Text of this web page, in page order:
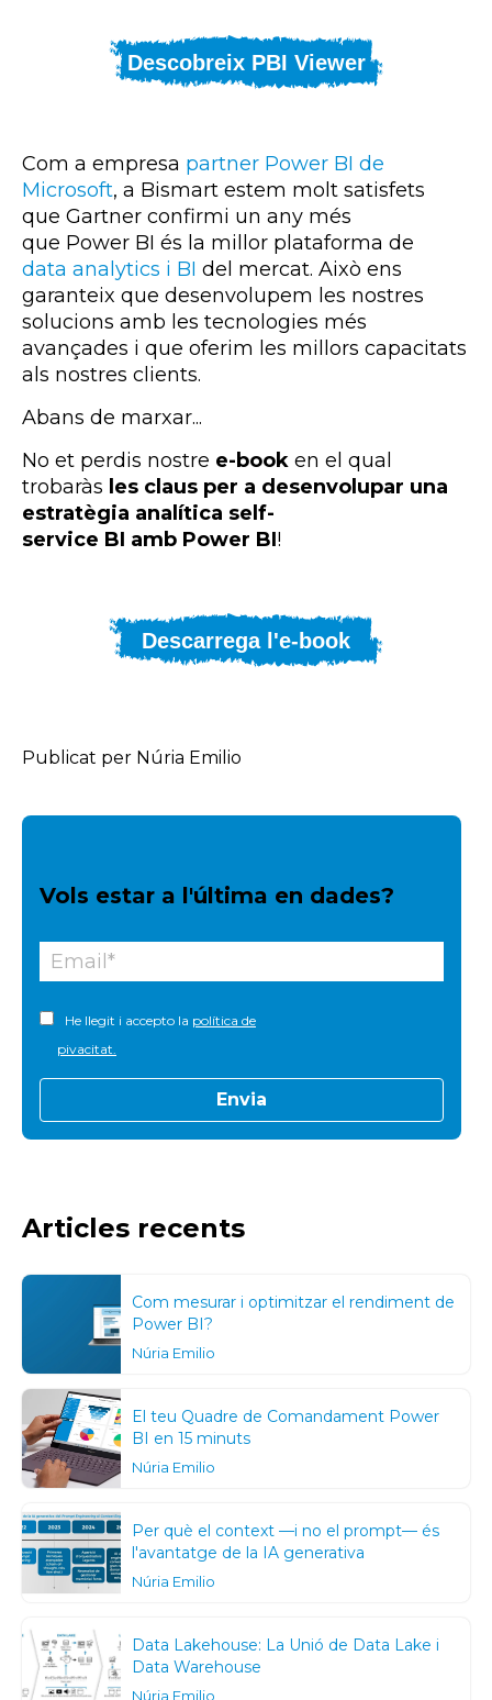
Descobreix PBI Viewer
Com a empresa partner Power BI de
Microsoft, a Bismart estem molt satisfets
que Gartner confirmi un any més
que Power BI és la millor plataforma de
data analytics i BI del mercat. Això ens
garanteix que desenvolupem les nostres
solucions amb les tecnologies més
avançades i que oferim les millors capacitats
als nostres clients.
Abans de marxar...
No et perdis nostre e-book en el qual
trobaràs les claus per a desenvolupar una
estratègia analítica self-
service BI amb Power BI!
Descarrega l'e-book
Publicat per Núria Emilio
Vols estar a l'última en dades?
He llegit i accepto la política de
pivacitat.
Articles recents
Com mesurar i optimitzar el rendiment de
Power BI?
Núria Emilio
El teu Quadre de Comandament Power
BI en 15 minuts
Núria Emilio
Per què el context —i no el prompt— és
l'avantatge de la IA generativa
Núria Emilio
Data Lakehouse: La Unió de Data Lake i
Data Warehouse
Núria Emilio